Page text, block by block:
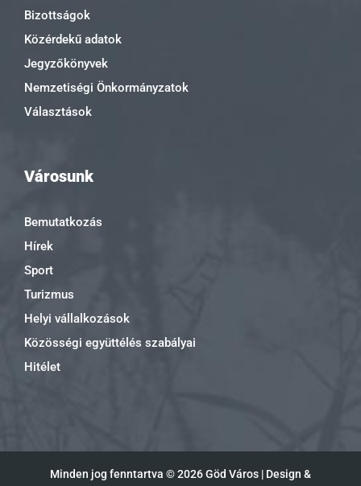
Bizottságok
Közérdekű adatok
Jegyzőkönyvek
Nemzetiségi Önkormányzatok
Választások
Városunk
Bemutatkozás
Hírek
Sport
Turizmus
Helyi vállalkozások
Közösségi együttélés szabályai
Hitélet
Minden jog fenntartva ©2026 Göd Város | Design &